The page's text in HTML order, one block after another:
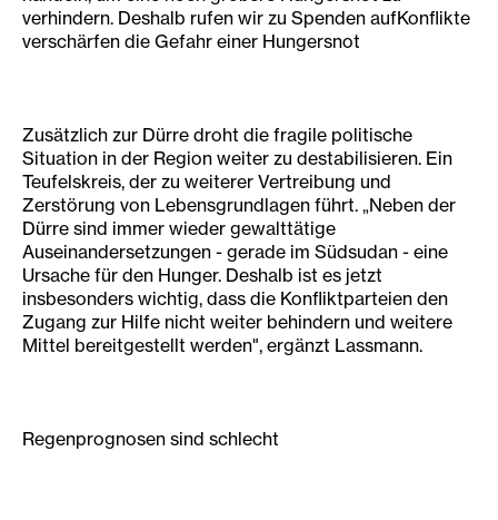
verhindern. Deshalb rufen wir zu Spenden aufKonflikte
verschärfen die Gefahr einer Hungersnot
Zusätzlich zur Dürre droht die fragile politische
Situation in der Region weiter zu destabilisieren. Ein
Teufelskreis, der zu weiterer Vertreibung und
Zerstörung von Lebensgrundlagen führt. „Neben der
Dürre sind immer wieder gewalttätige
Auseinandersetzungen - gerade im Südsudan - eine
Ursache für den Hunger. Deshalb ist es jetzt
insbesonders wichtig, dass die Konfliktparteien den
Zugang zur Hilfe nicht weiter behindern und weitere
Mittel bereitgestellt werden", ergänzt Lassmann.
Regenprognosen sind schlecht